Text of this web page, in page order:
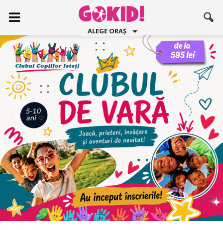
ALEGE ORAȘ